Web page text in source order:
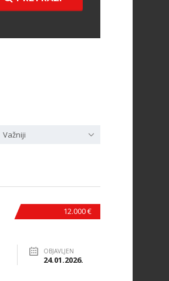
Važniji
12.000 €
OBJAVLJEN
24.01.2026.